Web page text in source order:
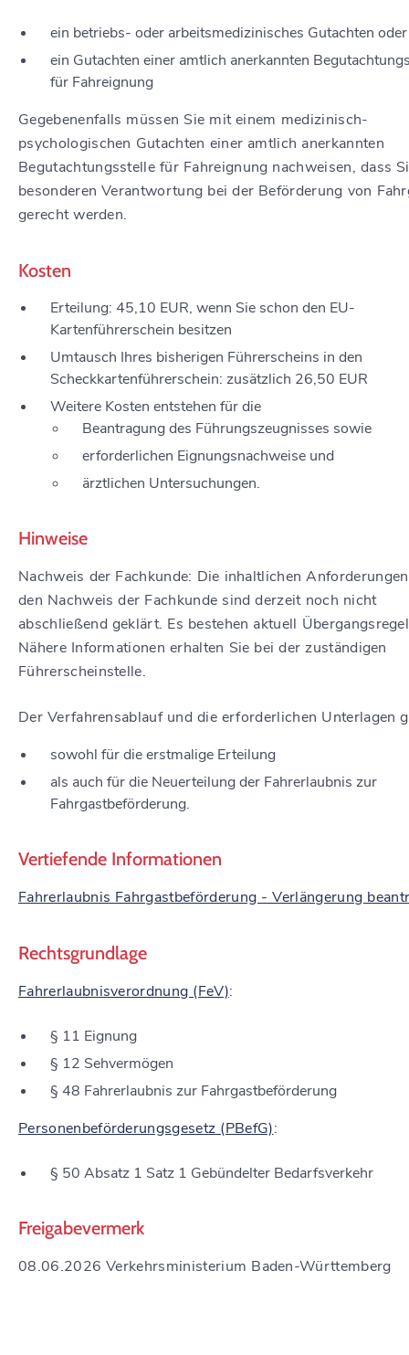
ein betriebs- oder arbeitsmedizinisches Gutachten oder
ein Gutachten einer amtlich anerkannten
für Fahreignung
Gegebenenfalls müssen Sie mit einem medizinisch-
psychologischen Gutachten einer amtlich anerkannten
Begutachtungsstelle für Fahreignung nachweisen, dass
besonderen Verantwortung bei der Beförderung von
gerecht werden.
Kosten
Erteilung: 45,10 EUR, wenn Sie schon den EU-
Kartenführerschein besitzen
Umtausch Ihres bisherigen Führerscheins in den
Scheckkartenführerschein: zusätzlich 26,50 EUR
Weitere Kosten entstehen für die
Beantragung des Führungszeugnisses sowie
erforderlichen Eignungsnachweise und
ärztlichen Untersuchungen.
Hinweise
Nachweis der Fachkunde: Die inhaltlichen
den Nachweis der Fachkunde sind derzeit noch nicht
abschließend geklärt. Es bestehen aktuell
Nähere Informationen erhalten Sie bei der zuständigen
Führerscheinstelle.
Der Verfahrensablauf und die erforderlichen Unterlagen
sowohl für die erstmalige Erteilung
als auch für die Neuerteilung der Fahrerlaubnis zur
Fahrgastbeförderung.
Vertiefende Informationen
Fahrerlaubnis Fahrgastbeförderung - Verlängerung
Rechtsgrundlage
Fahrerlaubnisverordnung (FeV):
§ 11 Eignung
§ 12 Sehvermögen
§ 48 Fahrerlaubnis zur Fahrgastbeförderung
Personenbeförderungsgesetz (PBefG):
§ 50 Absatz 1 Satz 1 Gebündelter Bedarfsverkehr
Freigabevermerk
08.06.2026 Verkehrsministerium Baden-Württemberg